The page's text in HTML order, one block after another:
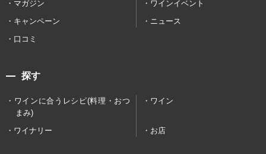
マガジン
ワインイベント
キャンペーン
ニュース
口コミ
探す
ワインに合うレシピ(料理・おつ
まみ)
ワイン
ワイナリー お店